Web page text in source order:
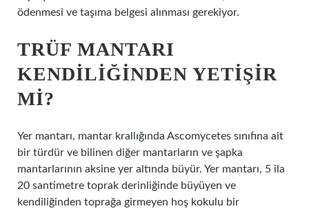
ödenmesi ve taşıma belgesi alınması gerekiyor.
TRÜF MANTARI
KENDILIĞINDEN YETIŞIR
MI?
Yer mantarı, mantar krallığında Ascomycetes sınıfına ait
bir türdür ve bilinen diğer mantarların ve şapka
mantarlarının aksine yer altında büyür. Yer mantarı, 5 ila
20 santimetre toprak derinliğinde büyüyen ve
kendiliğinden toprağa girmeyen hoş kokulu bir